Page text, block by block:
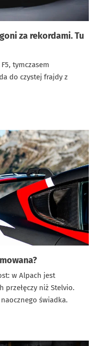
za rekordami. Tu
tymczasem
do czystej frajdy z
w Alpach jest
przełęczy niż Stelvio.
świadka.